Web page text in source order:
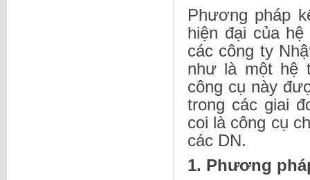
Phương pháp
hiện đại của
các công ty
như là một hệ
công cụ này
trong các giai
coi là công cụ
các DN.
1. Phương